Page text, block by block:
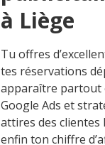
à Liège
Tu offres
tes réservations
apparaître partout
Google Ads et
attires des
enfin ton chiffre